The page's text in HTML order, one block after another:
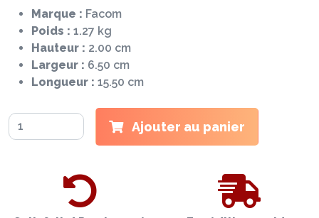
Marque : Facom
Poids : 1.27 kg
Hauteur : 2.00 cm
Largeur : 6.50 cm
Longueur : 15.50 cm
Ajouter au panier